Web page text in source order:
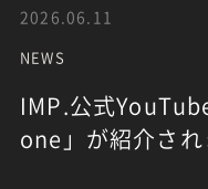
2026.06.11
NEWS
IMP.公式
one」が紹介され